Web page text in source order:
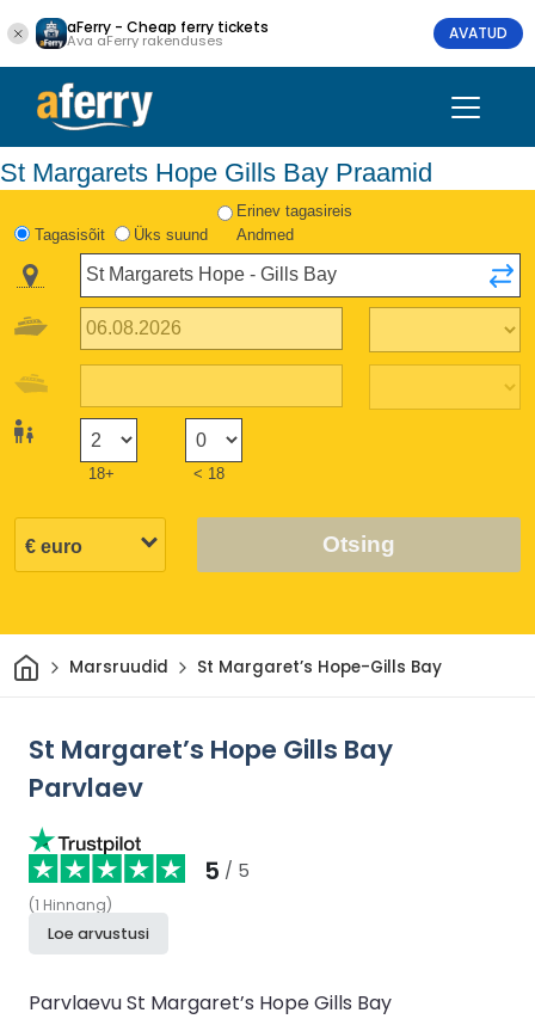
aFerry - Cheap ferry tickets
Ava aFerry rakenduses AVATUD
St Margarets Hope Gills Bay Praamid
Tagasisõit Üks suund
Erinev tagasireis
Andmed
18+ < 18
Otsing
Avaleht
Marsruudid St Margaret’s Hope-Gills Bay
St Margaret’s Hope Gills Bay
Parvlaev
5 / 5
(1 Hinnang)
Loe arvustusi
Parvlaevu St Margaret’s Hope Gills Bay